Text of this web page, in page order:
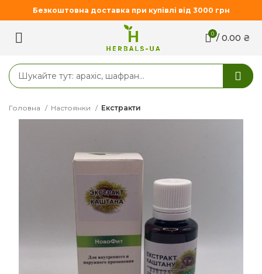
0 / 0.00 ₴
Головна Настоянки Екстракти
Безкоштовна доставка при купівлі від 3000 грн